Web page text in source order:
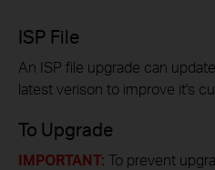
ISP File
An ISP file upgrade can
latest verison to improve it's
To Upgrade
IMPORTANT: To prevent